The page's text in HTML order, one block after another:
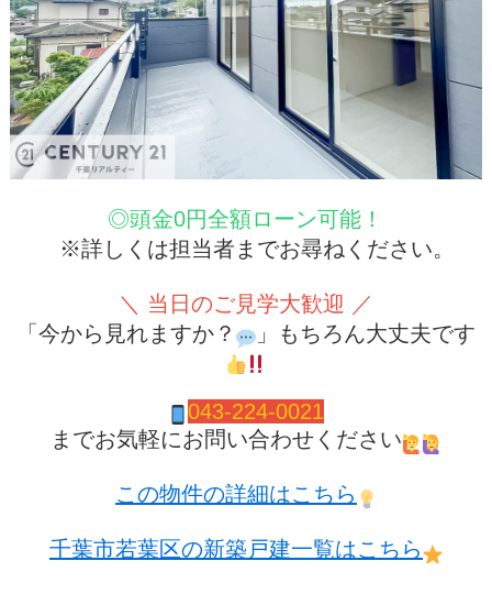
◎頭金0円全額ローン可能！
※詳しくは担当者までお尋ねください。
＼ 当日のご見学大歓迎 ／
「今から見れますか？
」もちろん大丈夫です
043-224-0021
までお気軽にお問い合わせください
この物件の詳細はこちら
千葉市若葉区の新築戸建一覧はこちら